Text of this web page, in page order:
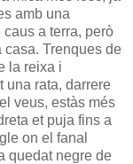
amb una
caus a terra, però
Trenques de
la reixa i
una rata, darrere
veus, estàs més
et puja fins a
on el fanal
quedat negre de